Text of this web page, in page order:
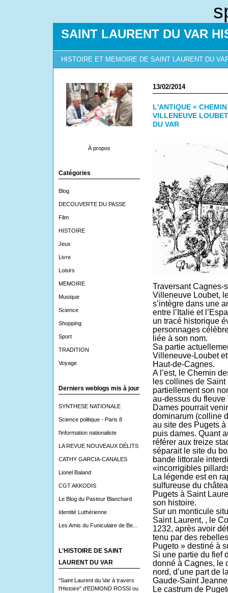
SAINT LAURENT DU VAR
HISTOIRE ET MEMOIRE DE SAINT LAURENT DU
À propos
Catégories
Blog
DECOUVERTE DU PASSE
Film
HISTOIRE
Jeux
Livre
Loisirs
MEMOIRE
Musique
Science
Shopping
Sport
TRADITION
Voyage
Derniers weblogs mis à jour
SYNTHESE NATIONALE
Science politique - Paris 8
l'information nationaliste
LA REVUE NOUVEAUX DÉLITS
CATHY GARCIA-CANALES
Lionel Baland
CGT AKKODIS
Le Blog du Pasteur Blanchard
Identité Luthérienne
Les Amis du Funiculaire de Be...
L'HISTOIRE DE SAINT
LAURENT DU VAR
"Saint Laurent du Var à travers
l’Histoire" d'EDMOND ROSSI ou
13/02/2014
L'ANTIQUE «
VILLENEUVE
DU VAR
Traversant Cagnes-
Villeneuve Loubet,
s’intègre dans une
entre l’Italie et
un tracé historique
personnages
liée à son nom.
Sa partie
Villeneuve-Loubet
Haut-de-Cagnes.
A l’est, le Chemin
les collines de
partiellement son
au-dessus du fleuve
Dames pourrait
dominarum (colline
au site des Pugets
puis dames. Quant
référer aux treize
séparait le site du
bande littorale
«incorrigibles
La légende est en
sulfureuse du
Pugets à Saint
son histoire.
Sur un monticule
Saint Laurent, , le
1232, après avoir
tenu par des
Pugeto » destiné à
Si une partie du fief
donné à Cagnes, le
nord, d’une part de
Gaude-Saint
Le castrum de